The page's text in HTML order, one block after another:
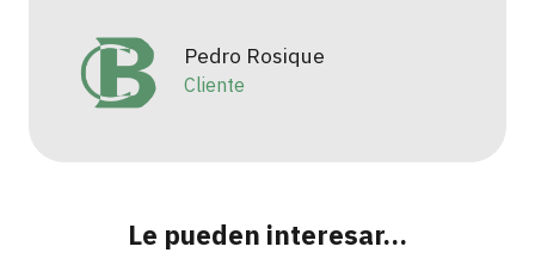
Pedro Rosique
Cliente
Le pueden interesar…